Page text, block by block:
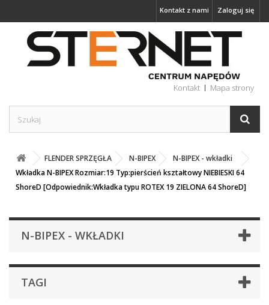
Zaloguj się
Kontakt z nami
Kontakt Mapa strony
FLENDER SPRZĘGŁA N-BIPEX
N-BIPEX - wkładki
Wkładka N-BIPEX Rozmiar:19 Typ:pierścień kształtowy NIEBIESKI 64
ShoreD [Odpowiednik:Wkładka typu ROTEX 19 ZIELONA 64 ShoreD]
N-BIPEX - WKŁADKI
TAGI